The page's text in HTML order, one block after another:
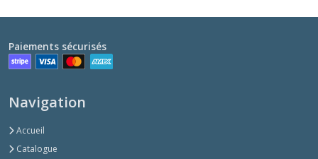
Paiements sécurisés
Navigation
Accueil
Catalogue